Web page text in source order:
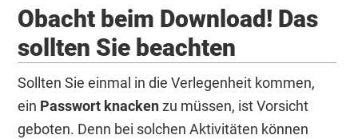
Obacht beim Download! Das
sollten Sie beachten
Sollten Sie einmal in die Verlegenheit kommen,
ein Passwort knackenzu müssen, ist Vorsicht
geboten. Denn bei solchen Aktivitäten können